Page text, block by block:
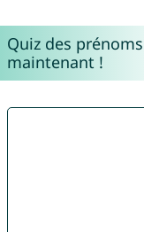
Quiz des
maintenant !